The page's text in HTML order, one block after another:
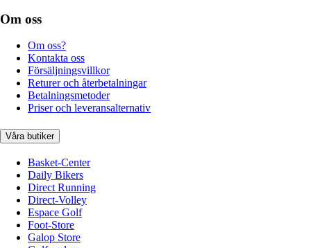
Om oss
Om oss?
Kontakta oss
Försäljningsvillkor
Returer och återbetalningar
Betalningsmetoder
Priser och leveransalternativ
Våra butiker
Basket-Center
Daily Bikers
Direct Running
Direct-Volley
Espace Golf
Foot-Store
Galop Store